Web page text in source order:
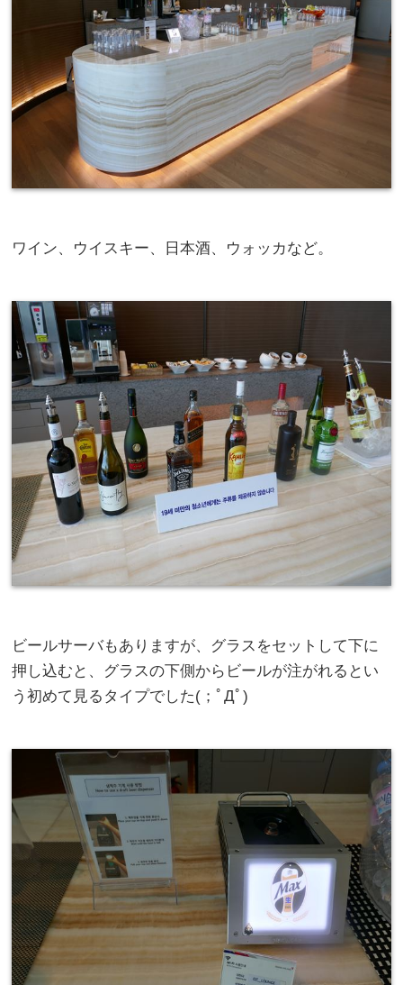
ワイン、ウイスキー、日本酒、ウォッカなど。
ビールサーバもありますが、グラスをセットして下に
押し込むと、グラスの下側からビールが注がれるとい
う初めて見るタイプでした(；ﾟДﾟ)